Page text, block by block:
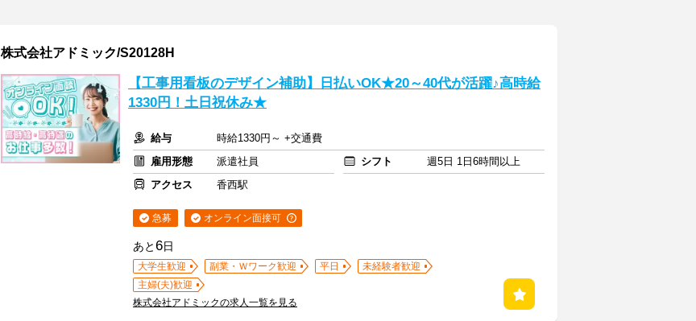
株式会社アドミック/S20128H
【工事用看板のデザイン補助】日払いOK★20～40代が活躍♪高時給
1330円！土日祝休み★
給与
時給1330円～ +交通費
雇用形態
派遣社員 シフト
週5日 1日6時間以上
アクセス
香西駅
急募 オンライン面接可
あと6日
大学生歓迎 副業・Ｗワーク歓迎 平日
未経験者歓迎
主婦(夫)歓迎
株式会社アドミックの求人一覧を見る